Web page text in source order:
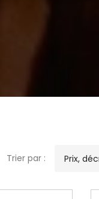
Trier par : Prix,